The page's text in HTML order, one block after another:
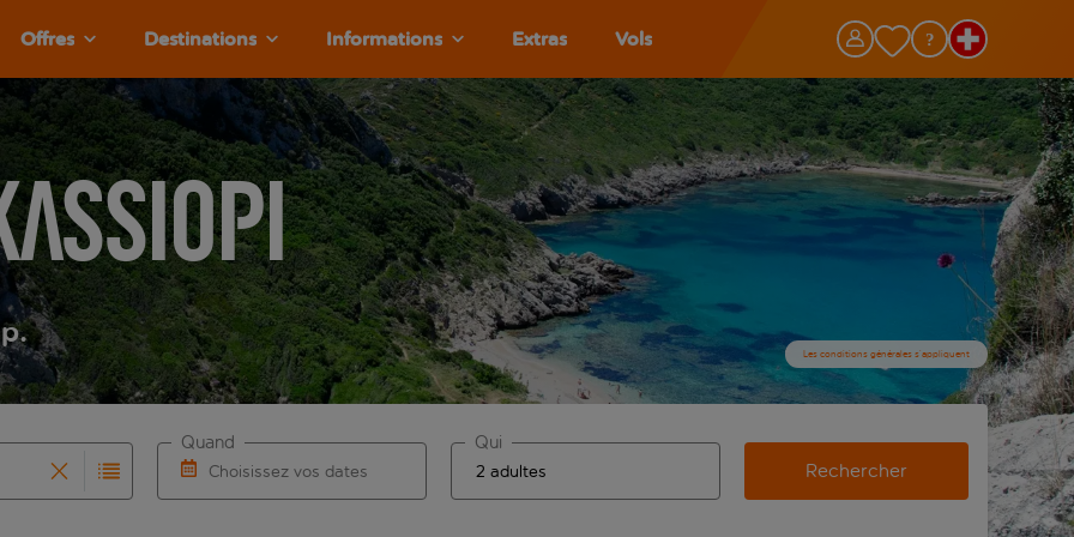
Offres Destinations Informations Extras Vols
Les conditions générales s’appliquent
les résultats de saisie automatique sont disponibles pour l’aéroport d’origine, utilisez la touche de tabulation pour
pour la saisie automatique. Lorsque les résultats de la saisie automatique sont disponibles pour l’aéroport de
Choisissez vos dates
Quand Qui
Rechercher